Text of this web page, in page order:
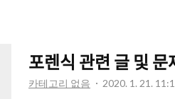
포렌식 관련 글 및
카테고리 없음 2020. 1. 21.